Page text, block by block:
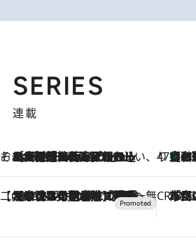
SERIES
連載
そおだよおこの関西おいしい、おやつ紀行
2026.8.9
［大阪府箕面市］一皿一皿目の前で仕上げられる、料理を巧みに組み込んだアシェットデセールコース「ミチル アシェット デセール（Michiru assiette dessert）」 47都道府県の手
【和歌山県】この夏絶対食べたい 冷やしておいしいおやつ3選 みかんがごろっと丸ごと入ったジュレ
【CREA×星野リゾート】唯一無二。癒しと発見が待つ場所へ
2026.8.7
【トンボの足水浴】ヒノキの香りに包まれて涼感マックス！約13℃の湧水かけ流しを避暑地「星野温泉 トンボの湯」で体験 「立川にも歌舞伎